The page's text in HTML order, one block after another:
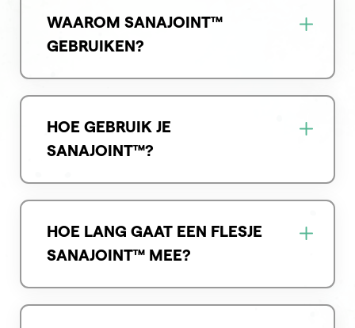
WAAROM SANAJOINT™
GEBRUIKEN?
HOE GEBRUIK JE
SANAJOINT™?
HOE LANG GAAT EEN FLESJE
SANAJOINT™ MEE?